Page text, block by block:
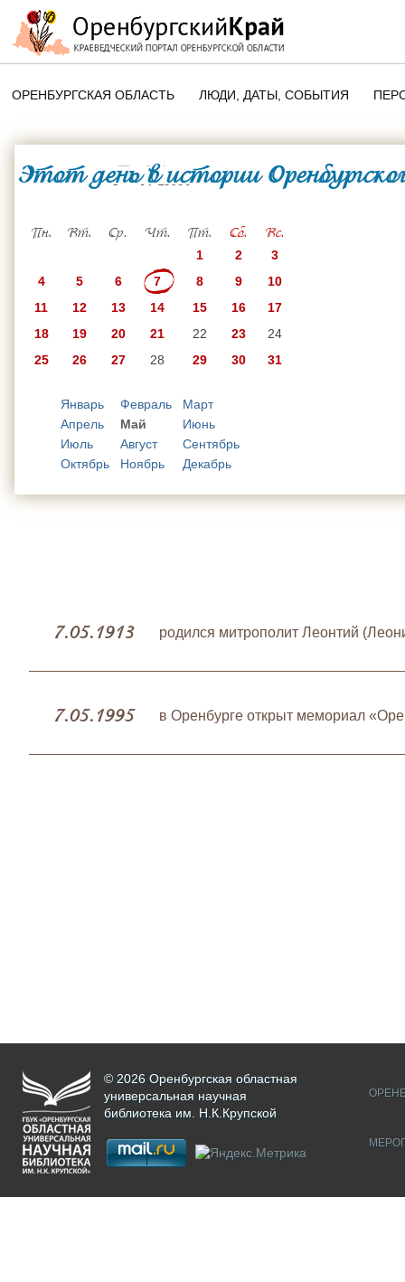
ОРЕНБУРГСКАЯ ОБЛАСТЬ ЛЮДИ, ДАТЫ, CОБЫТИЯ
ЭТОТ ДЕНЬ В ИСТОРИИ
ПАМЯТНЫЕ ДАТЫ
Этот день в истории
7 Мая
Пн. Вт. Ср. Чт. Пт. Сб. Вс.
1 2
3
4
5 6 7 8 9
10
11
12 13 14 15 16
17
18
19 20 21 22 23
24
25
26 27 28 29 30 31
Январь Февраль
Март
Апрель
Май
Июнь
Июль
Август
Сентябрь
Октябрь
Ноябрь Декабрь
7.05.1913 родился митрополит Леонтий
7.05.1995 в Оренбурге открыт мемориал
© 2026 Оренбургская областная
универсальная научная
библиотека им. Н.К.Крупской